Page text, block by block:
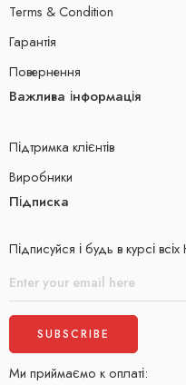
Terms & Condition
Гарантія
Повернення
Важлива інформація
Підтримка клієнтів
Виробники
Підписка
Підписуйся і будь в курсі
Ми приймаємо к оплаті: